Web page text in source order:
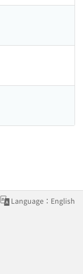
Language：English